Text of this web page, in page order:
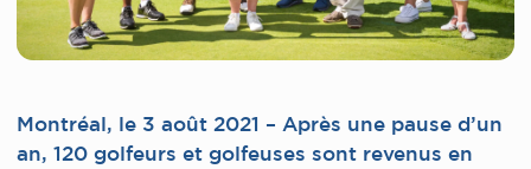
Montréal, le 3 août 2021 – Après une pause d’un
an, 120 golfeurs et golfeuses sont revenus en